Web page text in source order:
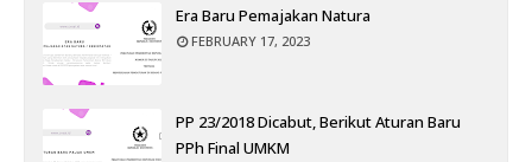
Era Baru Pemajakan Natura
FEBRUARY 17, 2023
PP 23/2018 Dicabut, Berikut Aturan Baru
PPh Final UMKM